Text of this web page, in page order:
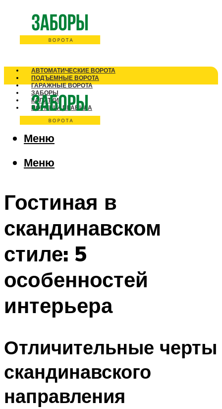
АВТОМАТИЧЕСКИЕ ВОРОТА
ПОДЪЕМНЫЕ ВОРОТА
ГАРАЖНЫЕ ВОРОТА
ЗАБОРЫ
КАЛИТКИ
НОРМЫ И ПРАВИЛА
Меню
Меню
Гостиная в
скандинавском
стиле: 5
особенностей
интерьера
Отличительные черты
скандинавского
направления